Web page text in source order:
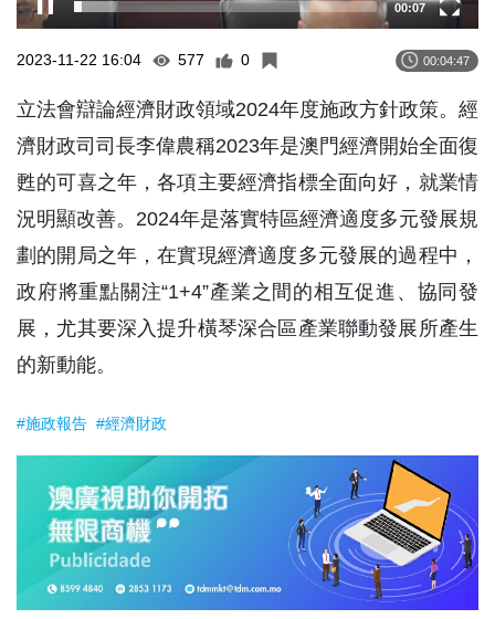
00:08
2023-11-22 16:04 577 0 00:04:47
立法會辯論經濟財政領域2024年度施政方針政策。經
濟財政司司長李偉農稱2023年是澳門經濟開始全面復
甦的可喜之年，各項主要經濟指標全面向好，就業情
況明顯改善。2024年是落實特區經濟適度多元發展規
劃的開局之年，在實現經濟適度多元發展的過程中，
政府將重點關注“1+4”產業之間的相互促進、協同發
展，尤其要深入提升橫琴深合區產業聯動發展所產生
的新動能。
#施政報告 #經濟財政